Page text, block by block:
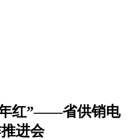
红”——省供销电
进会